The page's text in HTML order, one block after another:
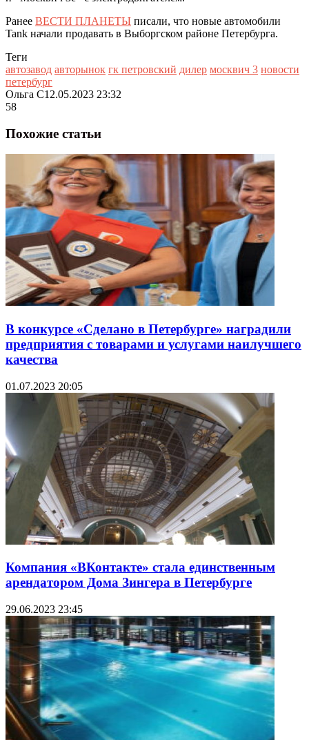
Ранее ВЕСТИ ПЛАНЕТЫ писали, что новые автомобили
Tank начали продавать в Выборгском районе Петербурга.
Теги
автозавод авторынок гк петровский дилер москвич 3 новости
петербург
Ольга С12.05.2023 23:32
58
Похожие статьи
В конкурсе «Сделано в Петербурге» наградили
предприятия с товарами и услугами наилучшего
качества
01.07.2023 20:05
Компания «ВКонтакте» стала единственным
арендатором Дома Зингера в Петербурге
29.06.2023 23:45